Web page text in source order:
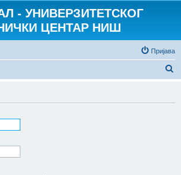
- УНИВЕРЗИТЕТСКОГ
ЦЕНТАР НИШ
Пријава